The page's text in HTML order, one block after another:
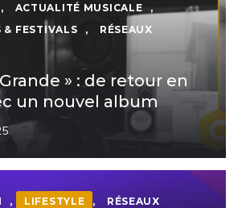
, ACTUALITÉ MUSICALE
,
& FESTIVALS
,
RÉSEAUX
» : de retour en
un nouvel album
, LIFESTYLE ,
RÉSEAUX